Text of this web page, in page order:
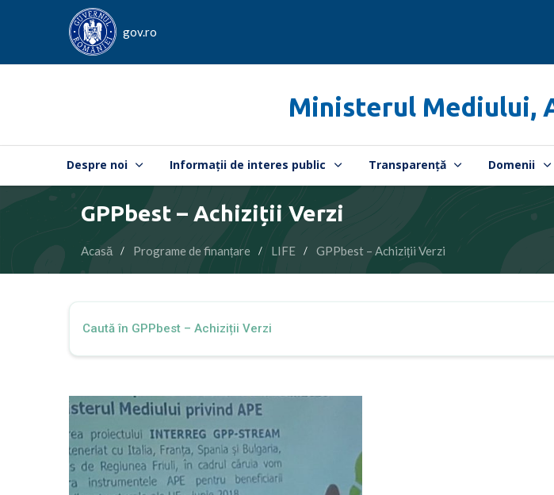
gov.ro
Ministerul Mediului,
Despre noi Informații de interes public Transparență Domenii
GPPbest – Achiziții Verzi
Acasă Programe de finanțare LIFE GPPbest – Achiziții Verzi